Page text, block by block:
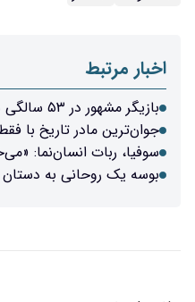
۵ سال سن
«می‌خواهم خانواده تشکیل
دستان همسرش سوژه شد/ عکس